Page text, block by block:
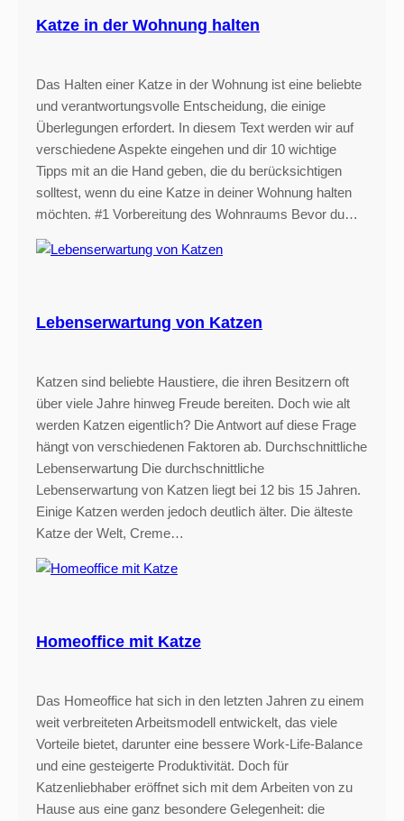
Katze in der Wohnung halten
Das Halten einer Katze in der Wohnung ist eine beliebte
und verantwortungsvolle Entscheidung, die einige
Überlegungen erfordert. In diesem Text werden wir auf
verschiedene Aspekte eingehen und dir 10 wichtige
Tipps mit an die Hand geben, die du berücksichtigen
solltest, wenn du eine Katze in deiner Wohnung halten
möchten. #1 Vorbereitung des Wohnraums Bevor du…
Lebenserwartung von Katzen
Katzen sind beliebte Haustiere, die ihren Besitzern oft
über viele Jahre hinweg Freude bereiten. Doch wie alt
werden Katzen eigentlich? Die Antwort auf diese Frage
hängt von verschiedenen Faktoren ab. Durchschnittliche
Lebenserwartung Die durchschnittliche
Lebenserwartung von Katzen liegt bei 12 bis 15 Jahren.
Einige Katzen werden jedoch deutlich älter. Die älteste
Katze der Welt, Creme…
Homeoffice mit Katze
Das Homeoffice hat sich in den letzten Jahren zu einem
weit verbreiteten Arbeitsmodell entwickelt, das viele
Vorteile bietet, darunter eine bessere Work-Life-Balance
und eine gesteigerte Produktivität. Doch für
Katzenliebhaber eröffnet sich mit dem Arbeiten von zu
Hause aus eine ganz besondere Gelegenheit: die